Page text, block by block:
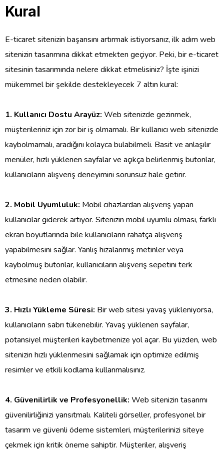
Kural
E-ticaret sitenizin başarısını artırmak istiyorsanız, ilk adım web
sitenizin tasarımına dikkat etmekten geçiyor. Peki, bir e-ticaret
sitesinin tasarımında nelere dikkat etmelisiniz? İşte işinizi
mükemmel bir şekilde destekleyecek 7 altın kural:
1. Kullanıcı Dostu Arayüz: Web sitenizde gezinmek,
müşterileriniz için zor bir iş olmamalı. Bir kullanıcı web sitenizde
kaybolmamalı, aradığını kolayca bulabilmeli. Basit ve anlaşılır
menüler, hızlı yüklenen sayfalar ve açıkça belirlenmiş butonlar,
kullanıcıların alışveriş deneyimini sorunsuz hale getirir.
2. Mobil Uyumluluk: Mobil cihazlardan alışveriş yapan
kullanıcılar giderek artıyor. Sitenizin mobil uyumlu olması, farklı
ekran boyutlarında bile kullanıcıların rahatça alışveriş
yapabilmesini sağlar. Yanlış hizalanmış metinler veya
kaybolmuş butonlar, kullanıcıların alışveriş sepetini terk
etmesine neden olabilir.
3. Hızlı Yükleme Süresi: Bir web sitesi yavaş yükleniyorsa,
kullanıcıların sabrı tükenebilir. Yavaş yüklenen sayfalar,
potansiyel müşterileri kaybetmenize yol açar. Bu yüzden, web
sitenizin hızlı yüklenmesini sağlamak için optimize edilmiş
resimler ve etkili kodlama kullanmalısınız.
4. Güvenilirlik ve Profesyonellik: Web sitenizin tasarımı
güvenilirliğinizi yansıtmalı. Kaliteli görseller, profesyonel bir
tasarım ve güvenli ödeme sistemleri, müşterilerinizi siteye
çekmek için kritik öneme sahiptir. Müşteriler, alışveriş